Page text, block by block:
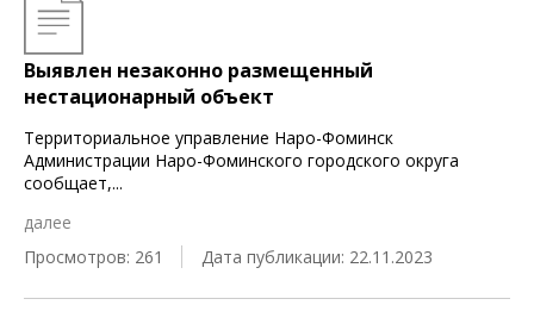
Выявлен незаконно размещенный
нестационарный объект
Территориальное управление Наро-Фоминск
Администрации Наро-Фоминского городского округа
сообщает,...
далее
Просмотров: 261
Дата публикации: 22.11.2023